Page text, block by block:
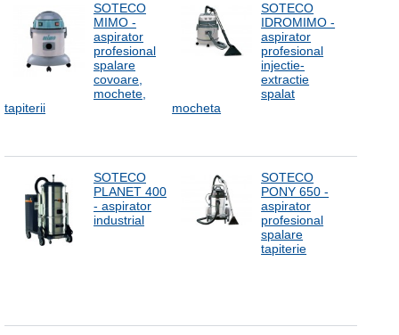
SOTECO
MIMO -
aspirator
profesional
spalare
covoare,
mochete,
tapiterii
SOTECO
IDROMIMO -
aspirator
profesional
injectie-
extractie
spalat
mocheta
SOTECO
PLANET 400
- aspirator
industrial
SOTECO
PONY 650 -
aspirator
profesional
spalare
tapiterie